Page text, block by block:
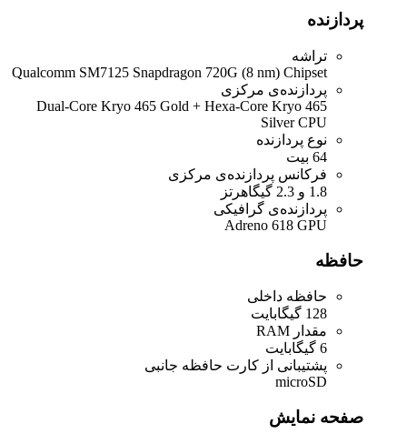
پردازنده
تراشه
Qualcomm SM7125 Snapdragon 720G (8 nm) Chipset
پردازنده‌ی مرکزی
Dual-Core Kryo 465 Gold + Hexa-Core Kryo 465
Silver CPU
نوع پردازنده
64 بیت
فرکانس پردازنده‌ی مرکزی
1.8 و 2.3 گیگاهرتز
پردازنده‌ی گرافیکی
Adreno 618 GPU
حافظه
حافظه داخلی
128 گیگابایت
مقدار RAM
6 گیگابایت
پشتیبانی از کارت حافظه جانبی
microSD
صفحه نمایش